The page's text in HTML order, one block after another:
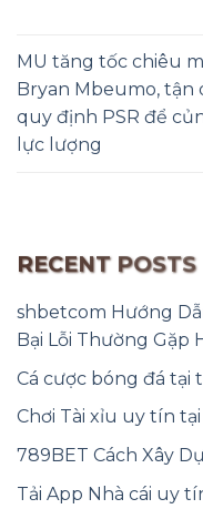
MU tăng tốc chiêu
Bryan Mbeumo, tận
quy định PSR để
lực lượng
RECENT POSTS
shbetcom Hướng
Bại Lỗi Thường Gặp
Cá cược bóng đá tại
Chơi Tài xỉu uy tín
789BET Cách Xây
Tải App Nhà cái uy